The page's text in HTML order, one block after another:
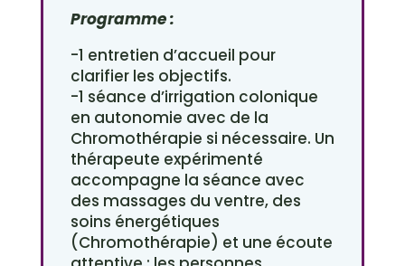
Programme :
-1 entretien d’accueil pour
clarifier les objectifs.
-1 séance d’irrigation colonique
en autonomie avec de la
Chromothérapie si nécessaire. Un
thérapeute expérimenté
accompagne la séance avec
des massages du ventre, des
soins énergétiques
(Chromothérapie) et une écoute